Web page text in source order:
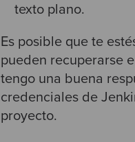
texto plano.
Es posible que te
pueden recuperarse
tengo una buena
credenciales de
proyecto.